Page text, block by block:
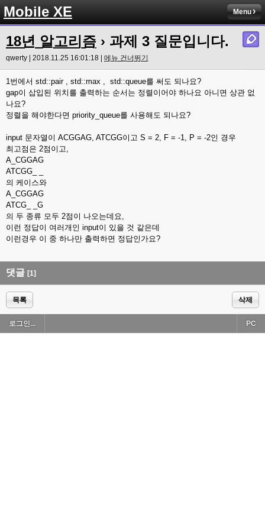
Mobile XE Menu
18년 알고리즘 › 과제 3 질문입니다.
qwerty | 2018.11.25 16:01:18 | 메뉴 건너뛰기
1번에서 std::pair , std::max , std::queue를 써도 되나요?
gap이 삽입된 위치를 출력하는 순서는 정렬이어야 하나요 아니면 상관 없
나요?
정렬을 해야한다면 priority_queue를 사용해도 되나요?
input 문자열이 ACGGAG, ATCGG이고 S = 2, F = -1, P = -2인 경우
최고점은 2점이고,
A_CGGAG
ATCGG_ _
의 케이스와
A_CGGAG
ATCG_ _G
의 두 종류 모두 2점이 나오는데요,
이런 정답이 여러개인 input이 있을 것 같은데
이런경우 이 중 하나만 출력하면 정답인가요?
댓글 [1]
목록 삭제
로그인... PC